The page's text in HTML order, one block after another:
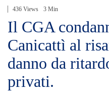
436 Views 3 Min
Il CGA
Canicattì al
danno da
privati.